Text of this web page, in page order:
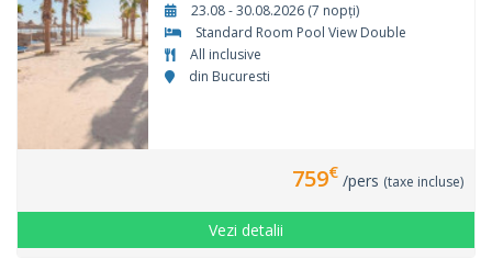
23.08 - 30.08.2026 (7 nopți)
Standard Room Pool View Double
All inclusive
din Bucuresti
759€ /pers (taxe incluse)
Vezi detalii